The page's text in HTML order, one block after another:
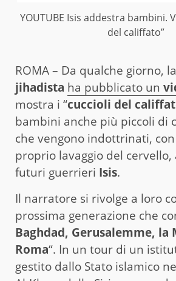
YOUTUBE Isis addestra bambini.
del califfato”
ROMA – Da qualche giorno, la
jihadista ha pubblicato un
mostra i “cuccioli del
bambini anche più piccoli di
che vengono indottrinati,
proprio lavaggio del
futuri guerrieri Isis.
Il narratore si rivolge a loro
prossima generazione che
Baghdad, Gerusalemme, la
Roma“. In un tour di un
gestito dallo Stato islamico